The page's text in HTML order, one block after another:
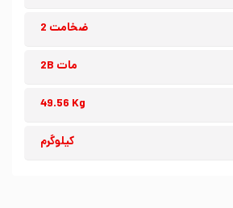
ضخامت 2
مات 2B
49.56 Kg
کیلوگرم